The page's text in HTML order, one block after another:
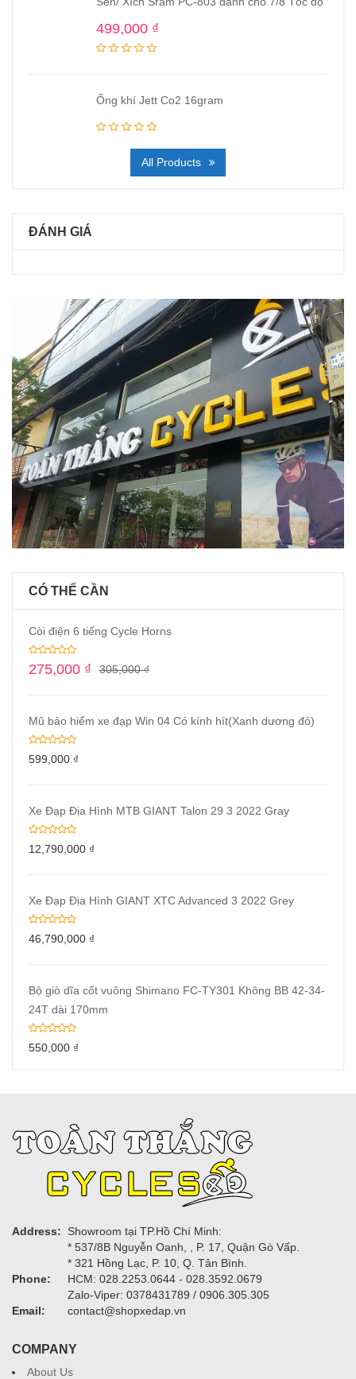
499,000 ₫
Ống khí Jett Co2 16gram
All Products
ĐÁNH GIÁ
CÓ THỂ CẦN
Còi điện 6 tiếng Cycle Horns
305,000₫
275,000 ₫
Mũ bảo hiểm xe đạp Win 04 Có kính hít(Xanh dương đỏ)
599,000 ₫
Xe Đạp Địa Hình MTB GIANT Talon 29 3 2022 Gray
12,790,000 ₫
Xe Đạp Địa Hình GIANT XTC Advanced 3 2022 Grey
46,790,000 ₫
Bộ giò dĩa cốt vuông Shimano FC-TY301 Không BB 42-34-
24T dài 170mm
550,000 ₫
Address:
Showroom tại TP.Hồ Chí Minh:
* 537/8B Nguyễn Oanh, , P. 17, Quận Gò Vấp.
* 321 Hồng Lạc, P. 10, Q. Tân Bình.
Phone:
HCM: 028.2253.0644 - 028.3592.0679
Zalo-Viper: 0378431789 / 0906.305.305
Email:
contact@shopxedap.vn
COMPANY
About Us